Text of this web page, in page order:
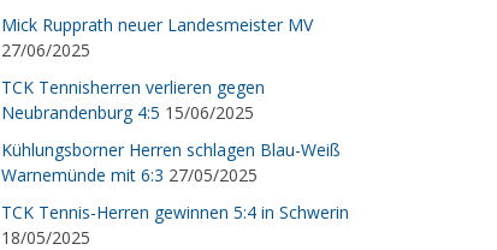
Mick Rupprath neuer Landesmeister MV
27/06/2025
TCK Tennisherren verlieren gegen
Neubrandenburg 4:5 15/06/2025
Kühlungsborner Herren schlagen Blau-Weiß
Warnemünde mit 6:3 27/05/2025
TCK Tennis-Herren gewinnen 5:4 in Schwerin
18/05/2025